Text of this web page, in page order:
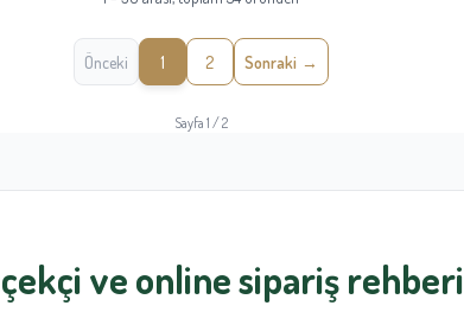
Önceki 1 2 Sonraki
Sayfa 1 / 2
ve online sipariş rehberi